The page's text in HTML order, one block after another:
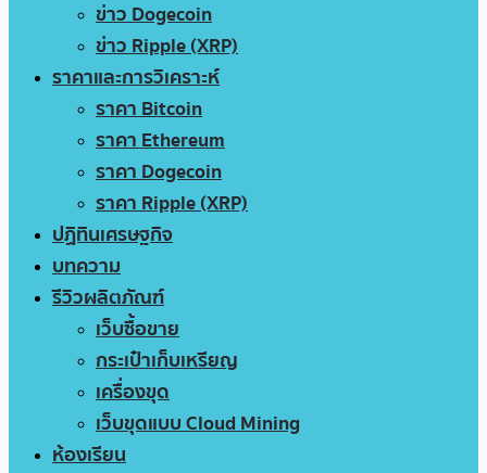
ข่าว Dogecoin
ข่าว Ripple (XRP)
ราคาและการวิเคราะห์
ราคา Bitcoin
ราคา Ethereum
ราคา Dogecoin
ราคา Ripple (XRP)
ปฏิทินเศรษฐกิจ
บทความ
รีวิวผลิตภัณฑ์
เว็บซื้อขาย
กระเป๋าเก็บเหรียญ
เครื่องขุด
เว็บขุดแบบ Cloud Mining
ห้องเรียน